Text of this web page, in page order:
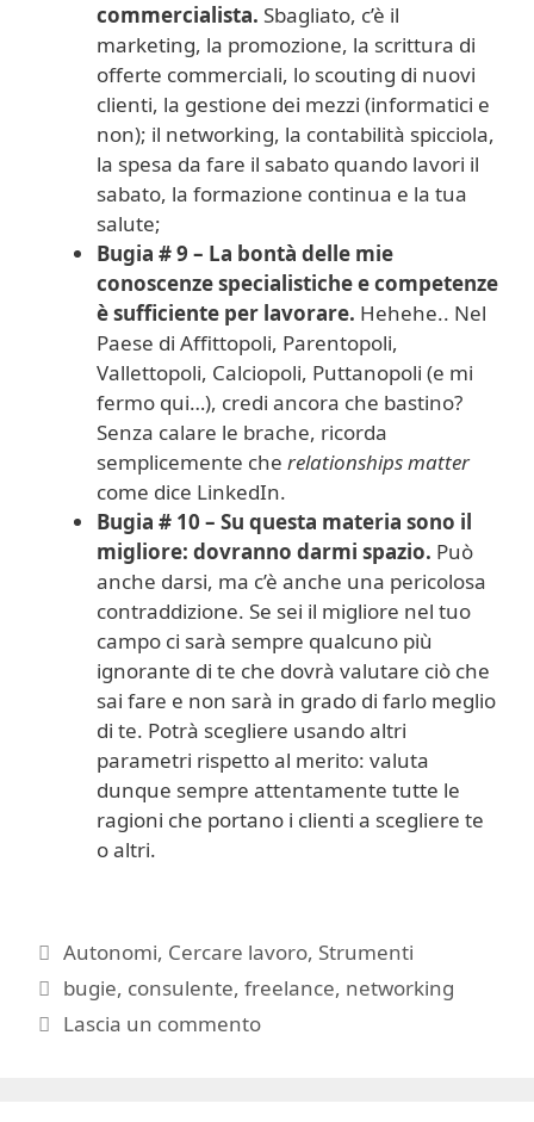
commercialista. Sbagliato, c’è il
marketing, la promozione, la scrittura di
offerte commerciali, lo scouting di nuovi
clienti, la gestione dei mezzi (informatici e
non); il networking, la contabilità spicciola,
la spesa da fare il sabato quando lavori il
sabato, la formazione continua e la tua
salute;
Bugia # 9 – La bontà delle mie
conoscenze specialistiche e competenze
è sufficiente per lavorare. Hehehe.. Nel
Paese di Affittopoli, Parentopoli,
Vallettopoli, Calciopoli, Puttanopoli (e mi
fermo qui…), credi ancora che bastino?
Senza calare le brache, ricorda
semplicemente che relationships matter
come dice LinkedIn.
Bugia # 10 – Su questa materia sono il
migliore: dovranno darmi spazio. Può
anche darsi, ma c’è anche una pericolosa
contraddizione. Se sei il migliore nel tuo
campo ci sarà sempre qualcuno più
ignorante di te che dovrà valutare ciò che
sai fare e non sarà in grado di farlo meglio
di te. Potrà scegliere usando altri
parametri rispetto al merito: valuta
dunque sempre attentamente tutte le
ragioni che portano i clienti a scegliere te
o altri.
Categorie
Autonomi, Cercare lavoro, Strumenti
Tag
bugie, consulente,freelance, networking
Lascia un commento